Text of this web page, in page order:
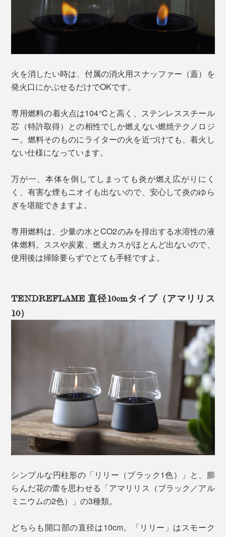
火を消したい時は、付属の消火用スナッファー（蓋）を
発火口にかぶせるだけでOKです。
専用燃料の着火点は104℃と高く、ステンレススチール
芯（特許取得）との相性でしか燃えない燃焼テクノロジ
ー。燃料そのものにライターの火を近づけても、着火し
ない仕様になっています。
万が一、本体を倒してしまっても炎が燃え広がりにく
く、有害な煙もニオイも出ないので、安心して炎のゆら
ぎを堪能できますよ。
専用燃料は、少量の水とCO2のみを排出する水溶性の液
体燃料。ススや炭素、燃えカスがほとんど出ないので、
使用後は掃除要らずでとても手軽ですよ。
TENDREFLAME 直径10cmタイプ（アマリリス
10）
シンプルな円柱形の「リリー（ブラック1色）」と、膨
らんだ花の蕾を思わせる「アマリリス（ブラック／アル
ミニウムの2色）」の3種類。
どちらも開口部の直径は10cm。「リリー」はスモーク